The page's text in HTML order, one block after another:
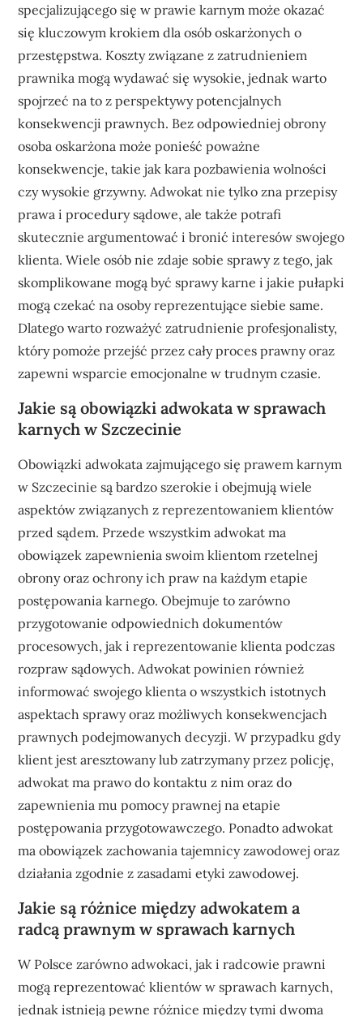
specjalizującego się w prawie karnym może okazać
się kluczowym krokiem dla osób oskarżonych o
przestępstwa. Koszty związane z zatrudnieniem
prawnika mogą wydawać się wysokie, jednak warto
spojrzeć na to z perspektywy potencjalnych
konsekwencji prawnych. Bez odpowiedniej obrony
osoba oskarżona może ponieść poważne
konsekwencje, takie jak kara pozbawienia wolności
czy wysokie grzywny. Adwokat nie tylko zna przepisy
prawa i procedury sądowe, ale także potrafi
skutecznie argumentować i bronić interesów swojego
klienta. Wiele osób nie zdaje sobie sprawy z tego, jak
skomplikowane mogą być sprawy karne i jakie pułapki
mogą czekać na osoby reprezentujące siebie same.
Dlatego warto rozważyć zatrudnienie profesjonalisty,
który pomoże przejść przez cały proces prawny oraz
zapewni wsparcie emocjonalne w trudnym czasie.
Jakie są obowiązki adwokata w sprawach
karnych w Szczecinie
Obowiązki adwokata zajmującego się prawem karnym
w Szczecinie są bardzo szerokie i obejmują wiele
aspektów związanych z reprezentowaniem klientów
przed sądem. Przede wszystkim adwokat ma
obowiązek zapewnienia swoim klientom rzetelnej
obrony oraz ochrony ich praw na każdym etapie
postępowania karnego. Obejmuje to zarówno
przygotowanie odpowiednich dokumentów
procesowych, jak i reprezentowanie klienta podczas
rozpraw sądowych. Adwokat powinien również
informować swojego klienta o wszystkich istotnych
aspektach sprawy oraz możliwych konsekwencjach
prawnych podejmowanych decyzji. W przypadku gdy
klient jest aresztowany lub zatrzymany przez policję,
adwokat ma prawo do kontaktu z nim oraz do
zapewnienia mu pomocy prawnej na etapie
postępowania przygotowawczego. Ponadto adwokat
ma obowiązek zachowania tajemnicy zawodowej oraz
działania zgodnie z zasadami etyki zawodowej.
Jakie są różnice między adwokatem a
radcą prawnym w sprawach karnych
W Polsce zarówno adwokaci, jak i radcowie prawni
mogą reprezentować klientów w sprawach karnych,
jednak istnieją pewne różnice między tymi dwoma